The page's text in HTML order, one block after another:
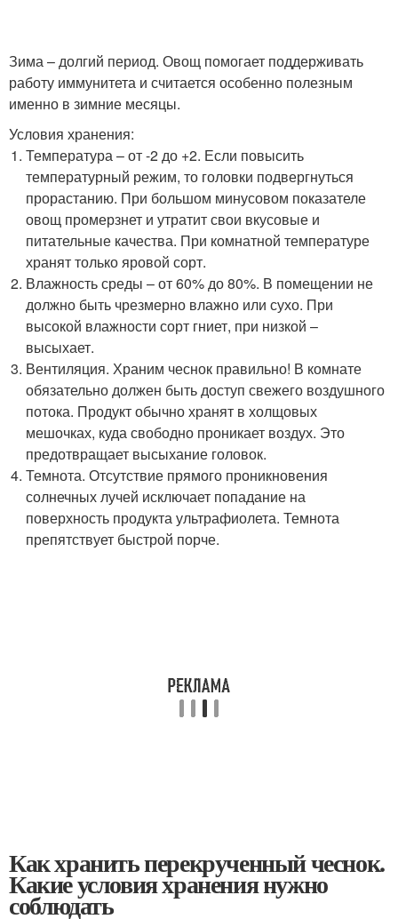
Зима – долгий период. Овощ помогает поддерживать
работу иммунитета и считается особенно полезным
именно в зимние месяцы.
Условия хранения:
Температура – от -2 до +2. Если повысить
температурный режим, то головки подвергнуться
прорастанию. При большом минусовом показателе
овощ промерзнет и утратит свои вкусовые и
питательные качества. При комнатной температуре
хранят только яровой сорт.
Влажность среды – от 60% до 80%. В помещении не
должно быть чрезмерно влажно или сухо. При
высокой влажности сорт гниет, при низкой –
высыхает.
Вентиляция. Храним чеснок правильно! В комнате
обязательно должен быть доступ свежего воздушного
потока. Продукт обычно хранят в холщовых
мешочках, куда свободно проникает воздух. Это
предотвращает высыхание головок.
Темнота. Отсутствие прямого проникновения
солнечных лучей исключает попадание на
поверхность продукта ультрафиолета. Темнота
препятствует быстрой порче.
Как хранить перекрученный чеснок.
Какие условия хранения нужно
соблюдать